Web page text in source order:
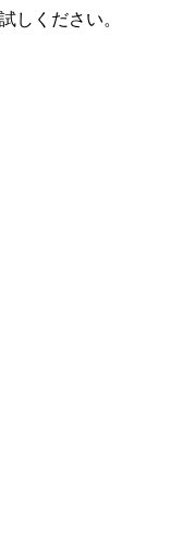
しください。